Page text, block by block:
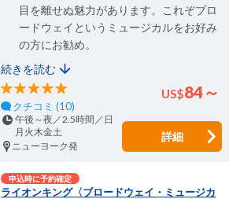
目を離せぬ魅力があります。これぞブロ
ードウェイというミュージカルをお好み
の方にお勧め。
続きを読む
クチコミ (10)
US$84～
午後～夜／2.5時間／日
月火木金土
ニューヨーク発
詳細
申込時に予約確定
ライオンキング〈ブロードウェイ・ミュージカ